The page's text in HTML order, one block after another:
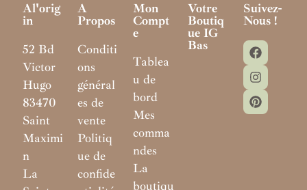
Al'orig
In
52 Bd
Victor
Hugo
83470
Saint
Maximi
n
La
A
Propos
Conditi
ons
général
es de
vente
Politiq
ue de
confide
Mon
Compt
E
Tablea
u de
bord
Mes
comma
ndes
La
boutiqu
Votre
Boutiq
Ue IG
Bas
Suivez-
Nous !